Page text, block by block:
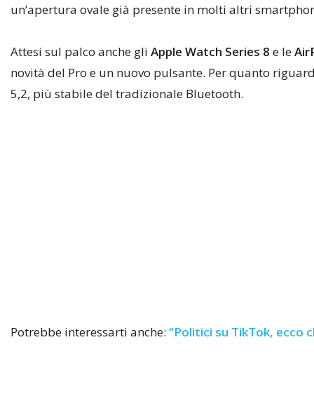
un’apertura ovale già presente in molti altri
Attesi sul palco anche gli Apple Watch Series 8 e le
novità del Pro e un nuovo pulsante. Per quanto
5,2, più stabile del tradizionale Bluetooth.
Potrebbe interessarti anche: “Politici su TikTok, ecco